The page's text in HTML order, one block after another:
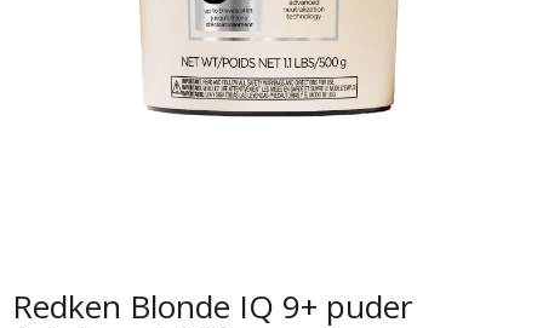
Redken Blonde IQ 9+ puder